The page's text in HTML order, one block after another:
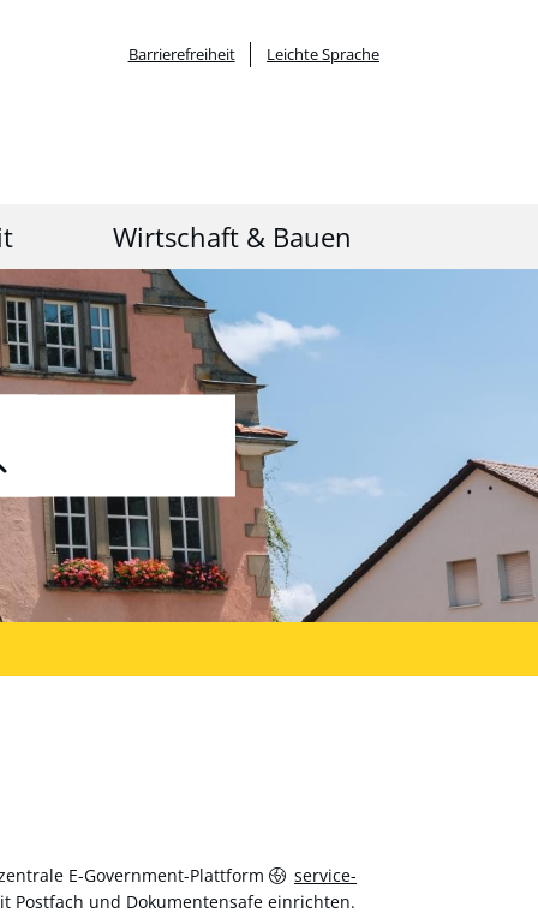
Barrierefreiheit Leichte Sprache
Wirtschaft & Bauen
E-Government-Plattform
service-
Postfach und Dokumentensafe einrichten.